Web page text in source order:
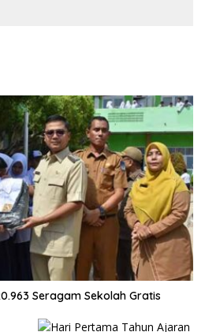
Seragam Sekolah Gratis